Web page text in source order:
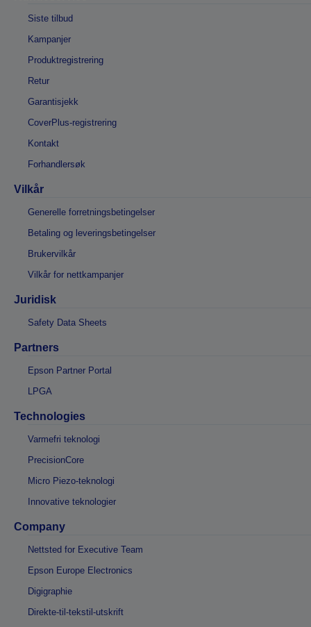
Siste tilbud
Kampanjer
Produktregistrering
Retur
Garantisjekk
CoverPlus-registrering
Kontakt
Forhandlersøk
Vilkår
Generelle forretningsbetingelser
Betaling og leveringsbetingelser
Brukervilkår
Vilkår for nettkampanjer
Juridisk
Safety Data Sheets
Partners
Epson Partner Portal
LPGA
Technologies
Varmefri teknologi
PrecisionCore
Micro Piezo-teknologi
Innovative teknologier
Company
Nettsted for Executive Team
Epson Europe Electronics
Digigraphie
Direkte-til-tekstil-utskrift